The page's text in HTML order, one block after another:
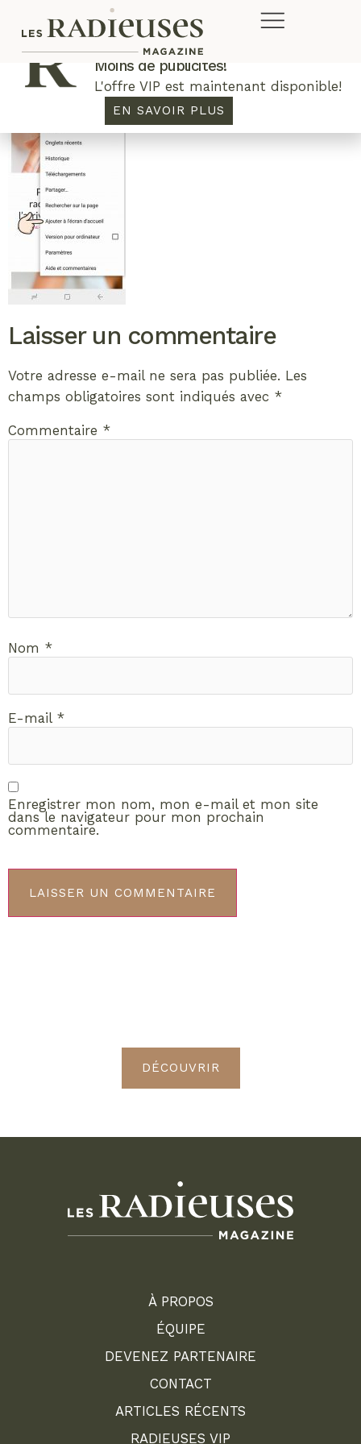
Laisser un commentaire
Votre adresse e-mail ne sera pas publiée. Les
champs obligatoires sont indiqués avec *
Commentaire *
Nom *
E-mail *
Enregistrer mon nom, mon e-mail et mon site
dans le navigateur pour mon prochain
commentaire.
DÉCOUVRIR
À PROPOS
ÉQUIPE
DEVENEZ PARTENAIRE
CONTACT
ARTICLES RÉCENTS
RADIEUSES VIP
Plus de concours. Plus de rabais.
Moins de publicités!
L'offre VIP est maintenant disponible!
EN SAVOIR PLUS